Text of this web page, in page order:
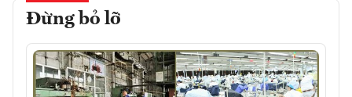
Đừng bỏ lỡ